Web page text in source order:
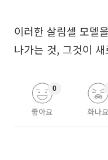
이러한 살림셀 모델
나가는 것, 그것이
좋아요
0
화나요